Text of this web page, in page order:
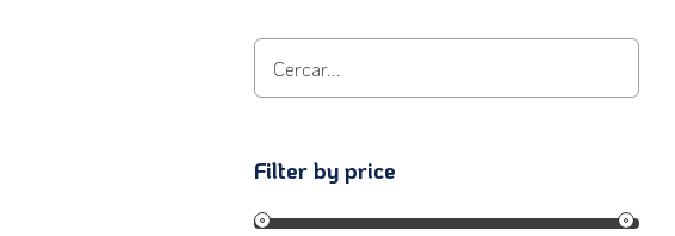
Filter by price